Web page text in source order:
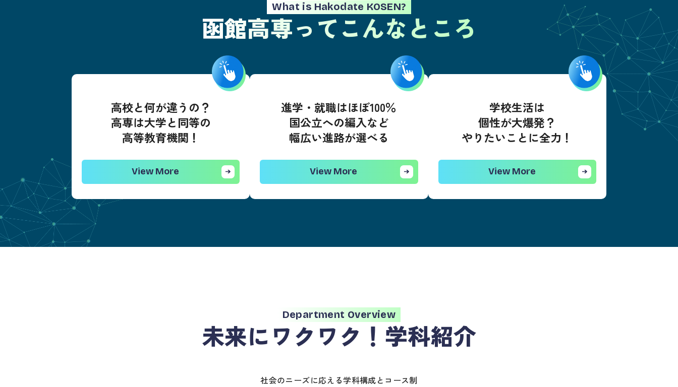
What is Hakodate KOSEN?
函館高専ってこんなところ
高校と何が違うの？
高専は大学と同等の
高等教育機関！
View More
進学・就職はほぼ100％
国公立への編入など
幅広い進路が選べる
View More
学校生活は
個性が大爆発？
やりたいことに全力！
View More
Department Overview
未来にワクワク！ 学科紹介
社会のニーズに応える学科構成とコース制